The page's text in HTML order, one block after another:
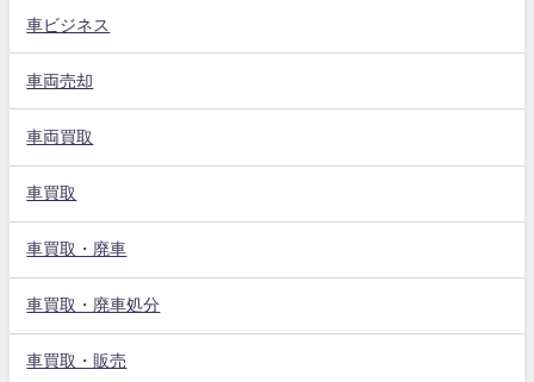
車ビジネス
車両売却
車両買取
車買取
車買取・廃車
車買取・廃車処分
車買取・販売